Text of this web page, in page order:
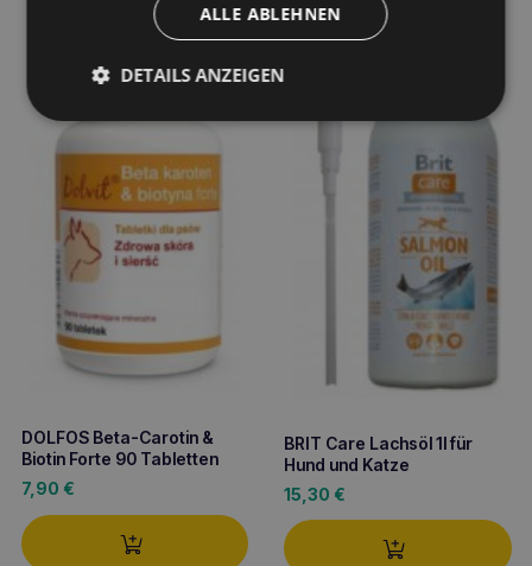
DOLFOS Beta-Carotin &
Biotin Forte 90 Tabletten
7,90 €
BRIT Care Lachsöl 1l für
Hund und Katze
15,30 €
ALLE ABLEHNEN
DETAILS ANZEIGEN